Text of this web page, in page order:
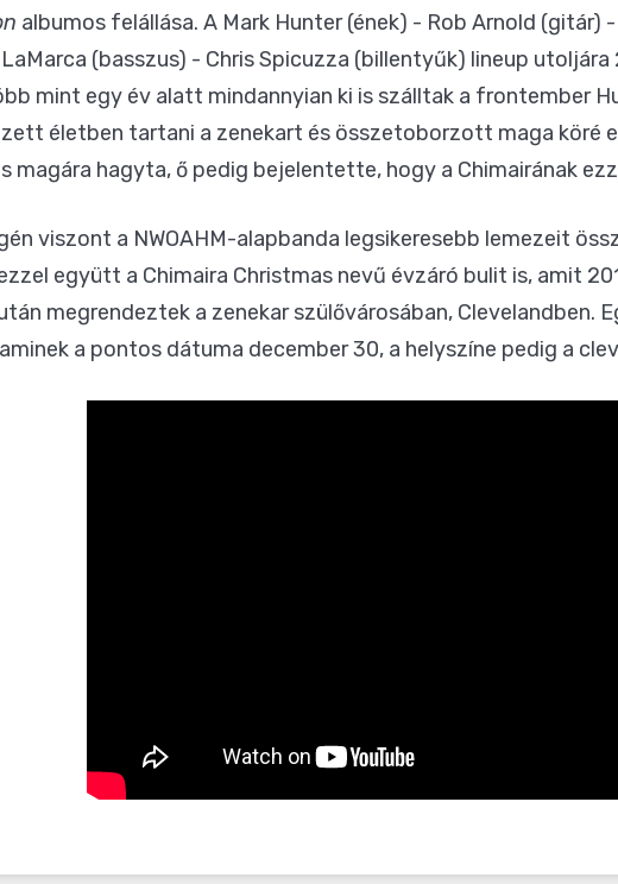
albumos felállása. A Mark Hunter (ének) - Rob Arnold (gitár)
(basszus) - Chris Spicuzza (billentyűk) lineup
mint egy év alatt mindannyian ki is szálltak a frontember
életben tartani a zenekart és összetoborzott maga köré
magára hagyta, ő pedig bejelentette, hogy a Chimairának
viszont a NWOAHM-alapbanda legsikeresebb lemezeit
együtt a Chimaira Christmas nevű évzáró bulit is, amit
megrendeztek a zenekar szülővárosában, Clevelandben.
a pontos dátuma december 30, a helyszíne pedig a